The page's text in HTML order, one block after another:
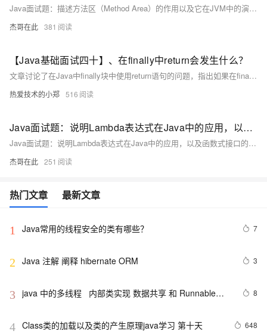
Java面试题：描述方法区（Method Area）的作用以及它在JVM中的演变（从永久代到元空间）
杰哥在此 381
【Java基础面试四十】、在finally中return会发生什么？
文章讨论了在Java中finally块中使用return语句的问题，指出如果在finally块中使用return或throw语句，将导致try块或catch块中的相应语句失效，因为finally块中的return或throw会终止方法，之后系统不会再执行try或catch块中的代码。
热爱技术的小郑 516
Java面试题：说明Lambda表达式在Java中的应用，以及函数式接口的概念和作用。
Java面试题：说明Lambda表达式在Java中的应用，以及函数式接口的概念和作用。
杰哥在此 251
热门文章 最新文章
1 Java常用的线程安全的类有哪些？ 7
2 Java 注解 阐释 hibernate ORM 3
3 java 中的多线程   内部类实现 数据共享 和 Runnable实
8
4 Class类的加载以及类的产生原理java学习 第十天 648